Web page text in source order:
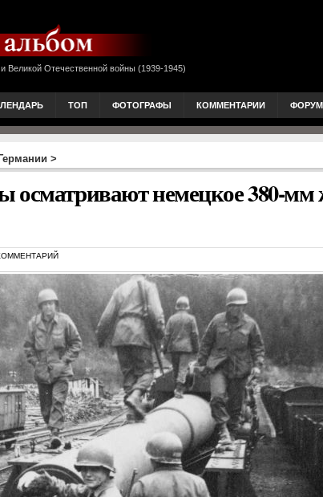
Великой Отечественной войны (1939-1945)
ТОП ФОТОГРАФЫ КОММЕНТАРИИ ФОРУМ
>
осматривают немецкое 380-мм